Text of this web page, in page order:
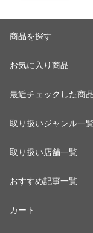
【ガス火専用】
取っ手のとれる
ティファール 片
りつきにくい 耐
商品を探す
お気に入り商品
最近チェックした商品
取り扱いジャンル一覧
取り扱い店舗一覧
おすすめ記事一覧
カート